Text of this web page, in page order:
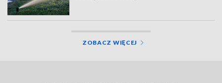
ZOBACZ WIĘCEJ